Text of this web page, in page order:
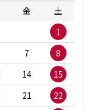
金
土
1
7
8
14
15
21
22